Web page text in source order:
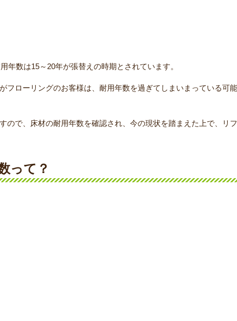
年数は15～20年が張替えの時期とされています。
ローリングのお客様は、耐用年数を過ぎてしまいまっている可能
ので、床材の耐用年数を確認され、今の現状を踏まえた上で、リ
って？